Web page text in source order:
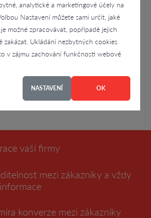
analytické a marketingové účely na
Nastavení můžete sami určit, jaké
možné zpracovávat, popřípadě jejich
zakázat. Ukládání nezbytných cookies
v zájmu zachování funkčnosti webové
NASTAVENÍ OK
vaší firmy
mezi zákazníky a vždy
konverze mezi zákazníky